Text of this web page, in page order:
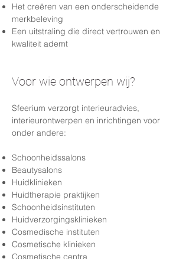
Het creëren van een onderscheidende
merkbeleving
Een uitstraling die direct vertrouwen en
kwaliteit ademt
Voor wie ontwerpen wij?
Sfeerium verzorgt interieuradvies,
interieurontwerpen en inrichtingen voor
onder andere:
Schoonheidssalons
Beautysalons
Huidklinieken
Huidtherapie praktijken
Schoonheidsinstituten
Huidverzorgingsklinieken
Cosmedische instituten
Cosmetische klinieken
Cosmetische centra